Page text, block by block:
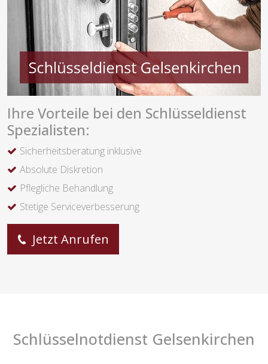
Ihre Vorteile bei den Schlüsseldienst
Spezialisten:
Sicherheitsberatung inklusive
Absolute Diskretion
Pflegliche Behandlung
Stetige Serviceverbesserung
Jetzt Anrufen
Schlüsselnotdienst Gelsenkirchen